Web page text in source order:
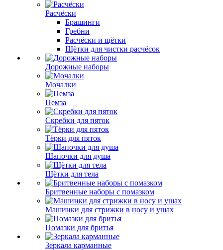
Расчёски
Брашинги
Гребни
Расчёски и щётки
Щётки для чистки расчёсок
Дорожные наборы
Мочалки
Пемза
Скребки для пяток
Тёрки для пяток
Шапочки для душа
Щётки для тела
Бритвенные наборы с помазком
Машинки для стрижки в носу и ушах
Помазки для бритья
Зеркала карманные